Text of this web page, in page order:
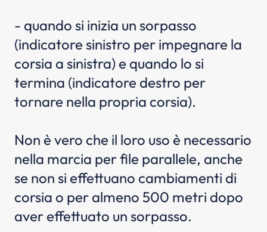
- quando si inizia un sorpasso
(indicatore sinistro per impegnare la
corsia a sinistra) e quando lo si
termina (indicatore destro per
tornare nella propria corsia).
Non è vero che il loro uso è necessario
nella marcia per file parallele, anche
se non si effettuano cambiamenti di
corsia o per almeno 500 metri dopo
aver effettuato un sorpasso.